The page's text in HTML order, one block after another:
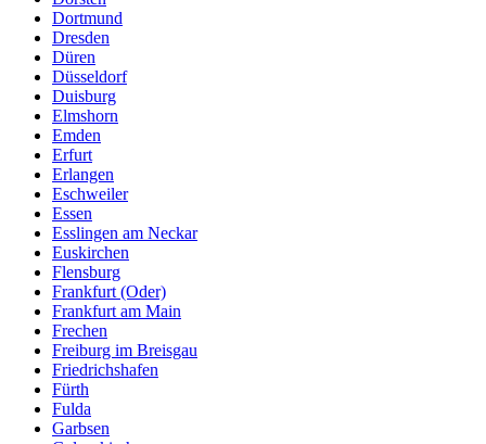
Dortmund
Dresden
Düren
Düsseldorf
Duisburg
Elmshorn
Emden
Erfurt
Erlangen
Eschweiler
Essen
Esslingen am Neckar
Euskirchen
Flensburg
Frankfurt (Oder)
Frankfurt am Main
Frechen
Freiburg im Breisgau
Friedrichshafen
Fürth
Fulda
Garbsen